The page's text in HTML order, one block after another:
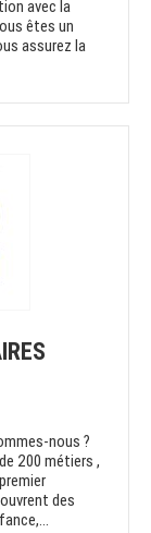
avec la
êtes un
assurez la
nous ?
200 métiers ,
des